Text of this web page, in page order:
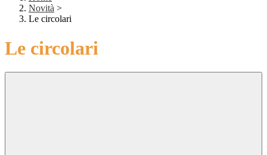
Novità >
Le circolari
Le circolari